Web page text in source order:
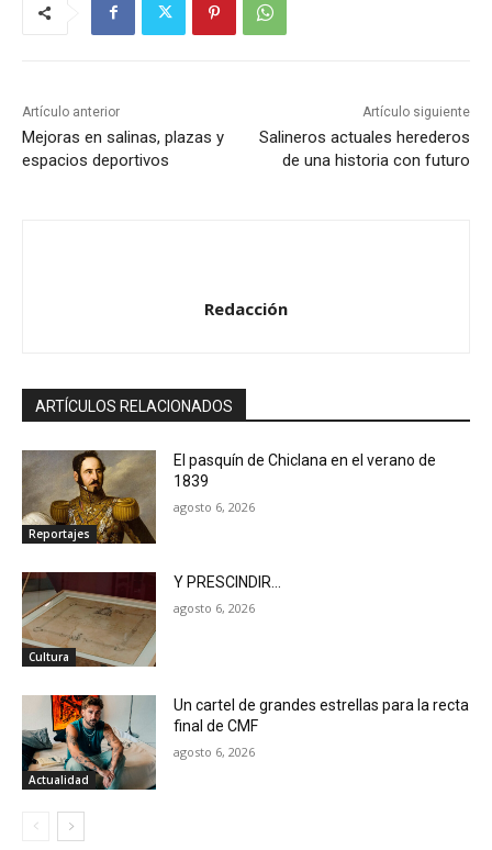
Artículo anterior
Mejoras en salinas, plazas y
espacios deportivos
Artículo siguiente
Salineros actuales herederos
de una historia con futuro
Redacción
ARTÍCULOS RELACIONADOS
Reportajes
El pasquín de Chiclana en el verano de
1839
agosto 6, 2026
Cultura
Y PRESCINDIR…
agosto 6, 2026
Actualidad
Un cartel de grandes estrellas para la recta
final de CMF
agosto 6, 2026